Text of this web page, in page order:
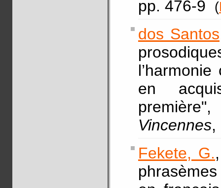
pp. 476-9 (
dos
en
Vincennes,
Fekete, G.